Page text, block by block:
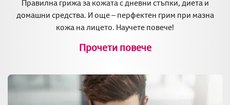
Правилна грижа за кожата с дневни стъпки, диета и
домашни средства. И още – перфектен грим при мазна
кожа на лицето. Научете повече!
Прочети повече